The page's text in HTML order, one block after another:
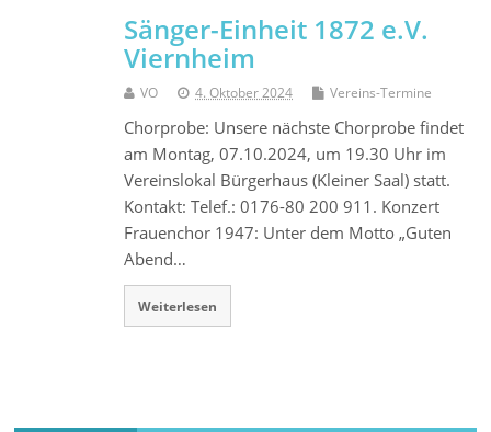
Sänger-Einheit 1872 e.V.
Viernheim
VO 4. Oktober 2024 Vereins-Termine
Chorprobe: Unsere nächste Chorprobe findet
am Montag, 07.10.2024, um 19.30 Uhr im
Vereinslokal Bürgerhaus (Kleiner Saal) statt.
Kontakt: Telef.: 0176-80 200 911. Konzert
Frauenchor 1947: Unter dem Motto „Guten
Abend…
Weiterlesen